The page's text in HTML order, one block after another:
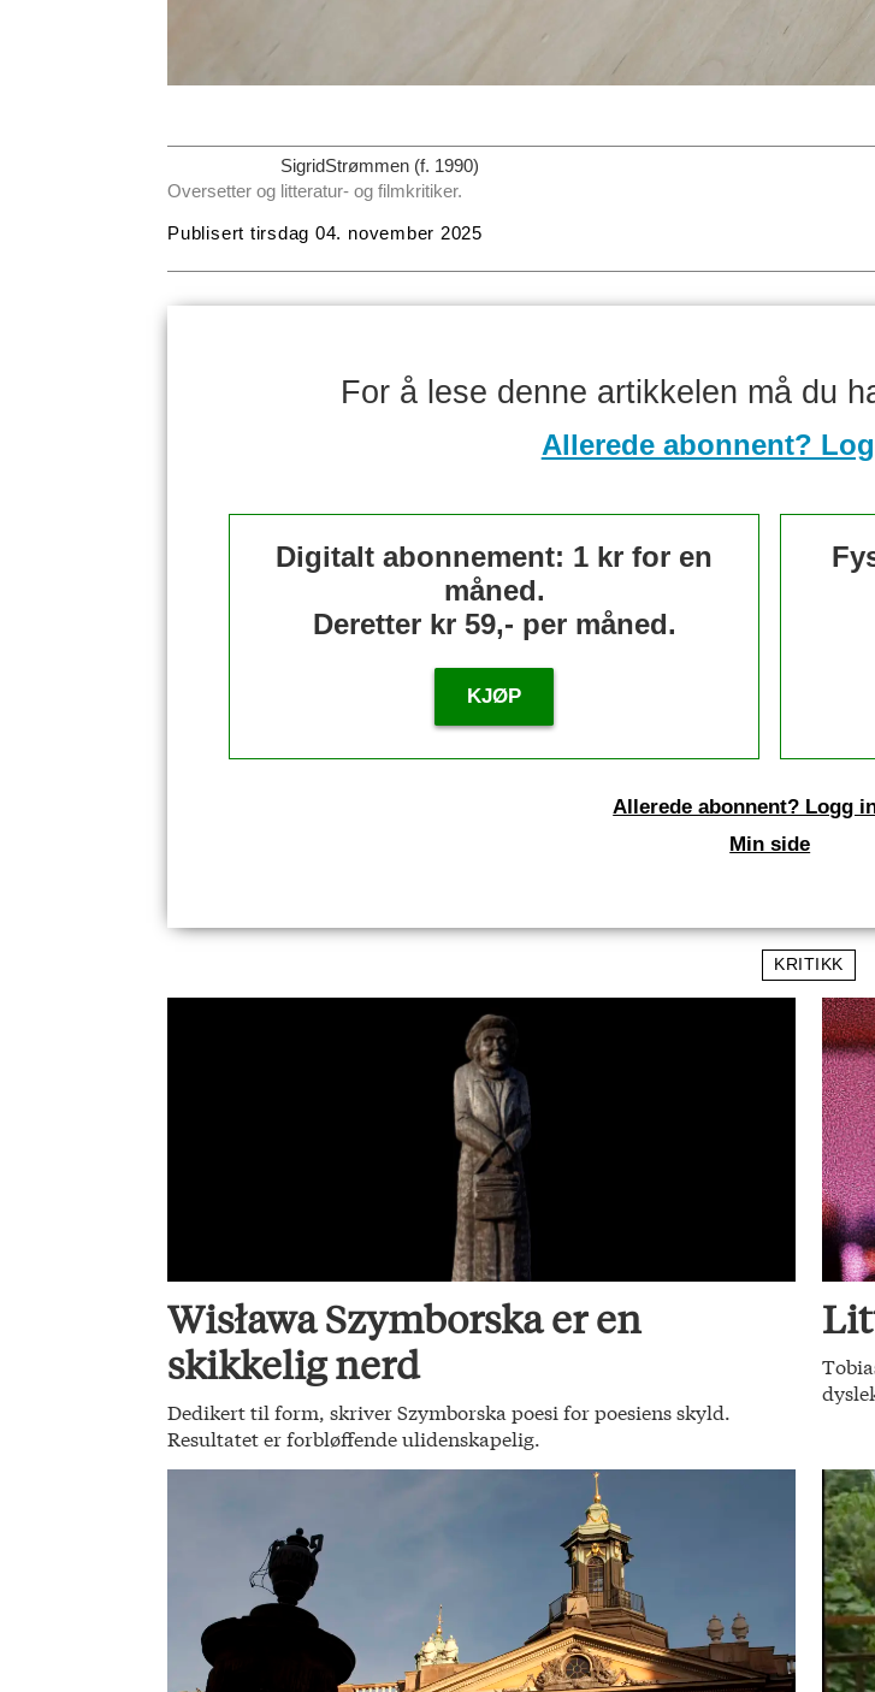
SigridStrømmen (f. 1990)
Oversetter og litteratur- og filmkritiker.
Publisert tirsdag 04. november 2025
For å lese denne artikkelen må du
Allerede abonnent?
Digitalt abonnement: 1 kr for en
måned.
Deretter kr 59,- per måned.
KJØP
Allerede abonnent? Logg
Min side
KRITIKK
Wisława Szymborska er en
skikkelig nerd
Dedikert til form, skriver Szymborska poesi for poesiens skyld.
Resultatet er forbløffende ulidenskapelig.